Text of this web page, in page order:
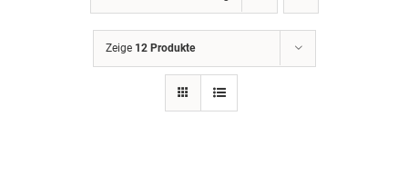
Zeige 12 Produkte